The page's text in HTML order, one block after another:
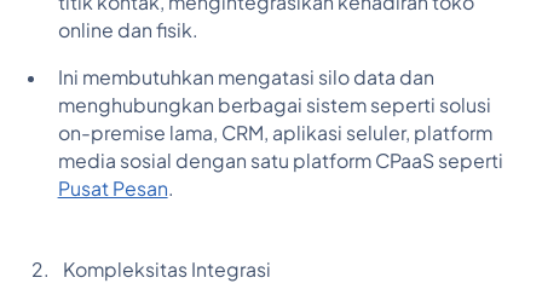
online dan fisik.
Ini membutuhkan mengatasi silo data dan
menghubungkan berbagai sistem seperti solusi
on-premise lama, CRM, aplikasi seluler, platform
media sosial dengan satu platform CPaaS seperti
Pusat Pesan.
Kompleksitas Integrasi